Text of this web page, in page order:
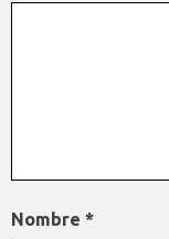
Nombre *